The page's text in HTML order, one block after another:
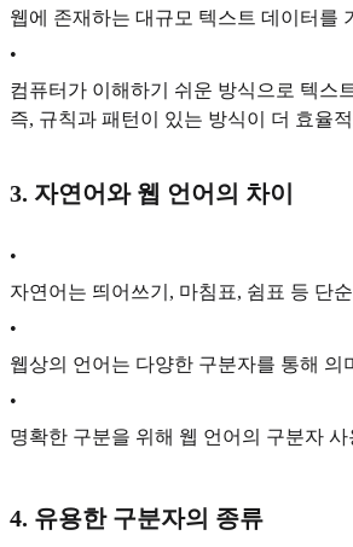
웹에 존재하는 대규모 텍스트 데이터를
•
컴퓨터가 이해하기 쉬운 방식으로 텍스
즉, 규칙과 패턴이 있는 방식이 더 효율
3. 자연어와 웹 언어의 차이
•
자연어는 띄어쓰기, 마침표, 쉼표 등 단
•
웹상의 언어는 다양한 구분자를 통해 의
•
명확한 구분을 위해 웹 언어의 구분자
4. 유용한 구분자의 종류